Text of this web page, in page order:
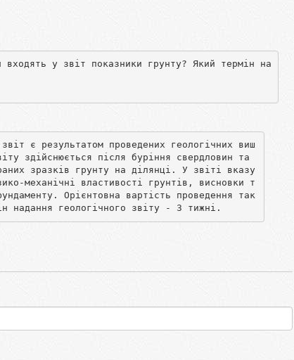
входять у звіт показники грунту? Який термін на
є результатом проведених геологічних виш
здійснюється після буріння свердловин та
зразків грунту на ділянці. У звіті вказу
механічні властивості грунтів, висновки т
Орієнтовна вартість проведення так
надання геологічного звіту - 3 тижні.